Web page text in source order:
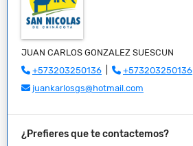
JUAN CARLOS GONZALEZ SUESCUN
+573203250136
+573203250136
juankarlosgs@hotmail.com
¿Prefieres que te contactemos?